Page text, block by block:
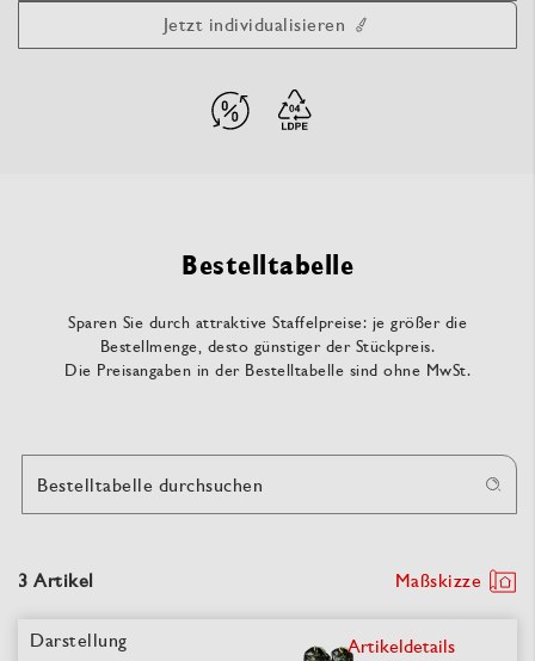
Jetzt individualisieren
Bestelltabelle
Sparen Sie durch attraktive Staffelpreise: je größer die
Bestellmenge, desto günstiger der Stückpreis.
Die Preisangaben in der Bestelltabelle sind ohne MwSt.
3 Artikel Maßskizze
Bestelltabelle durchsuchen
Artikeldetails